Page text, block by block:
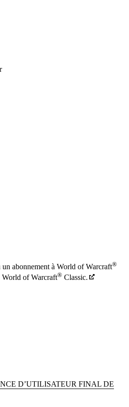
un abonnement à World of Warcraft®
World of Warcraft® Classic.
D’UTILISATEUR FINAL DE